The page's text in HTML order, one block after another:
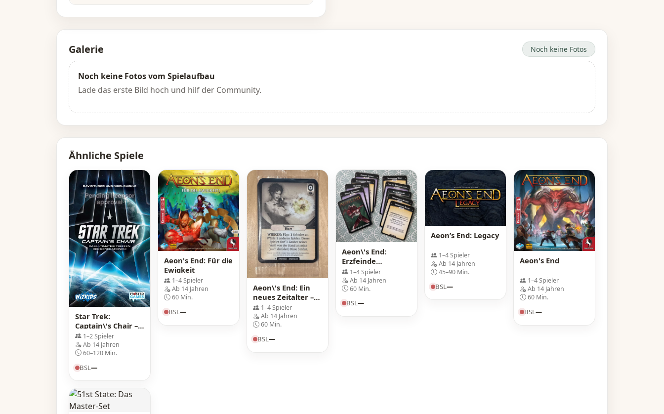
Galerie Noch keine Fotos
Noch keine Fotos vom Spielaufbau
Lade das erste Bild hoch und hilf der Community.
Ähnliche Spiele
Star Trek:
Captain\'s Chair –
Das ultimative
Treffen der
Generationen!
1–2 Spieler
Ab 14 Jahren
60–120 Min.
BSL—
Aeon's End: Für die
Ewigkeit
1–4 Spieler
Ab 14 Jahren
60 Min.
BSL—
Aeon\'s End: Ein
neues Zeitalter –
Promokarten
1–4 Spieler
Ab 14 Jahren
60 Min.
BSL—
Aeon\'s End:
Erzfeinde
Promokarten
1–4 Spieler
Ab 14 Jahren
60 Min.
BSL—
Aeon’s End: Legacy
1–4 Spieler
Ab 14 Jahren
45–90 Min.
BSL—
Aeon's End
1–4 Spieler
Ab 14 Jahren
60 Min.
BSL—